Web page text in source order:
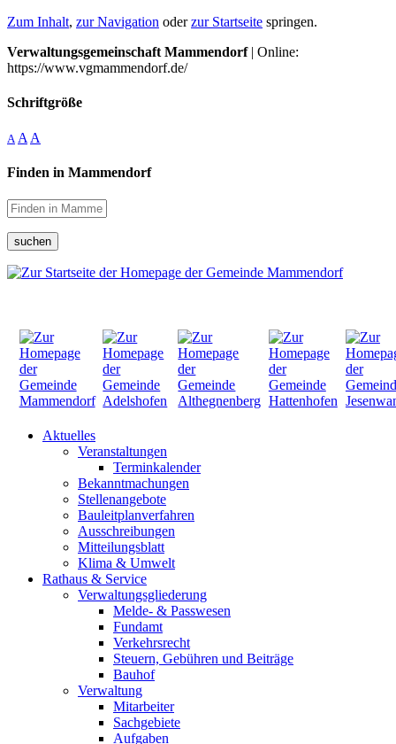
Zum Inhalt, zur Navigation oderzur Startseite springen.
Verwaltungsgemeinschaft Mammendorf| Online:
https://www.vgmammendorf.de/
Schriftgröße
A A A
Finden in Mammendorf
suchen
Aktuelles
Veranstaltungen
Terminkalender
Bekanntmachungen
Stellenangebote
Bauleitplanverfahren
Ausschreibungen
Mitteilungsblatt
Klima & Umwelt
Rathaus & Service
Verwaltungsgliederung
Melde- & Passwesen
Fundamt
Verkehrsrecht
Steuern, Gebühren und Beiträge
Bauhof
Verwaltung
Mitarbeiter
Sachgebiete
Aufgaben